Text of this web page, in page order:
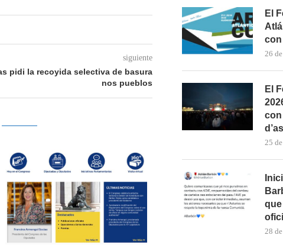
siguiente
pidi la recoyida selectiva de basura
nos pueblos
El
con
26
El
con
25
28